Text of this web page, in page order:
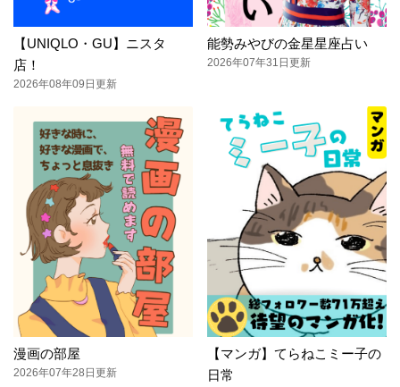
【UNIQLO・GU】ニスタ
店！
2026年08年09日更新
能勢みやびの金星星座占い
2026年07年31日更新
漫画の部屋
2026年07年28日更新
【マンガ】てらねこミー子の
日常